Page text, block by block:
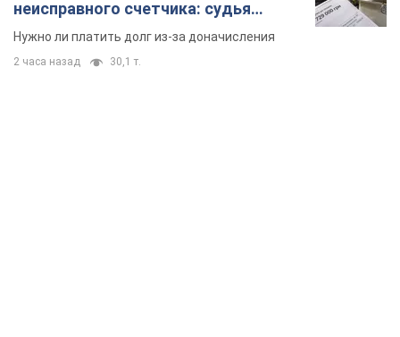
неисправного счетчика: судья
вынес неожиданное решение
Нужно ли платить долг из-за доначисления
2 часа назад 30,1 т.